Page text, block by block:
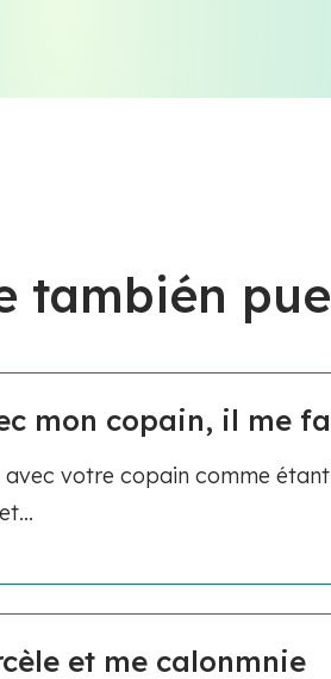
también
mon copain, il me
votre copain comme
et me calonmnie